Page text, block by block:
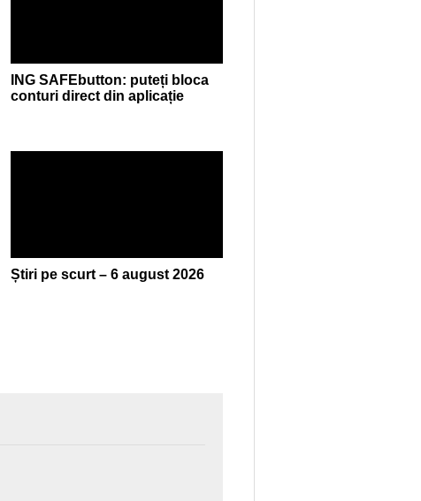
ING SAFEbutton: puteți bloca
conturi direct din aplicație
Știri pe scurt – 6 august 2026